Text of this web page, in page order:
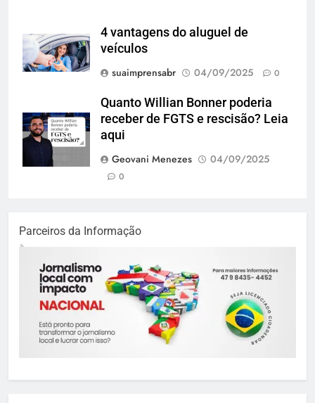
4 vantagens do aluguel de
veículos
suaimprensabr
04/09/2025 0
Quanto Willian Bonner poderia
receber de FGTS e rescisão? Leia
aqui
Geovani Menezes
04/09/2025
0
Parceiros da Informação